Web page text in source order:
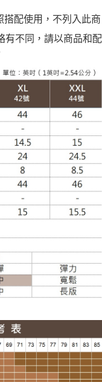
搭配使用，不列入此商
有不同，請以商品和配